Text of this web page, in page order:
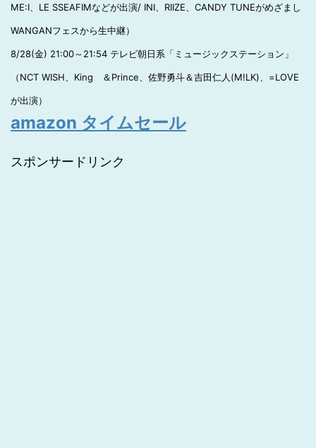
ME:I、LE SSEAFIMなどが出演/ INI、RIIZE、CANDY TUNEがめざまし
WANGANフェスから生中継）
8/28(金) 21:00～21:54 テレビ朝日系「ミュージックステーション」
（NCT WISH、King ＆Prince、佐野勇斗＆吉田仁人(M!LK)、=LOVE
が出演）
amazon タイムセール
スポンサードリンク